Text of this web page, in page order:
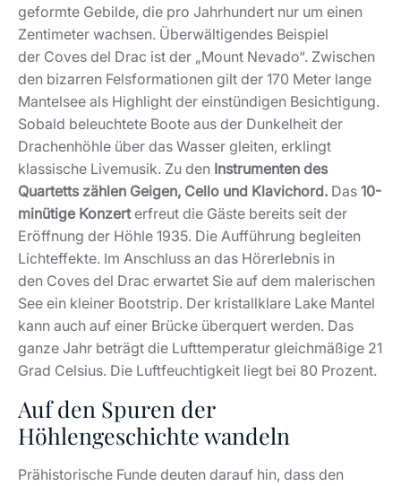
geformte Gebilde, die pro Jahrhundert nur um einen
Zentimeter wachsen. Überwältigendes Beispiel
der Coves del Drac ist der „Mount Nevado“. Zwischen
den bizarren Felsformationen gilt der 170 Meter lange
Mantelsee als Highlight der einstündigen Besichtigung.
Sobald beleuchtete Boote aus der Dunkelheit der
Drachenhöhle über das Wasser gleiten, erklingt
klassische Livemusik. Zu den Instrumenten des
Quartetts zählen Geigen, Cello und Klavichord. Das 10-
minütige Konzerterfreut die Gäste bereits seit der
Eröffnung der Höhle 1935. Die Aufführung begleiten
Lichteffekte. Im Anschluss an das Hörerlebnis in
den Coves del Drac erwartet Sie auf dem malerischen
See ein kleiner Bootstrip. Der kristallklare Lake Mantel
kann auch auf einer Brücke überquert werden. Das
ganze Jahr beträgt die Lufttemperatur gleichmäßige 21
Grad Celsius. Die Luftfeuchtigkeit liegt bei 80 Prozent.
Auf den Spuren der
Höhlengeschichte wandeln
Prähistorische Funde deuten darauf hin, dass den